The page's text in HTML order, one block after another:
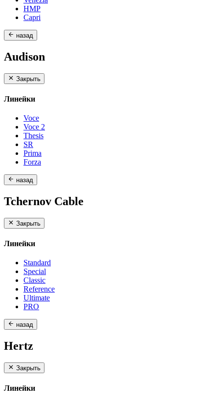
HMP
Capri
назад
Audison
Закрыть
Линейки
Voce
Voce 2
Thesis
SR
Prima
Forza
назад
Tchernov Cable
Закрыть
Линейки
Standard
Special
Classic
Reference
Ultimate
PRO
назад
Hertz
Закрыть
Линейки